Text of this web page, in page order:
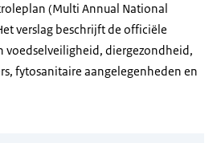
(Multi Annual National
verslag beschrijft de officiële
voedselveiligheid, diergezondheid,
fytosanitaire aangelegenheden en